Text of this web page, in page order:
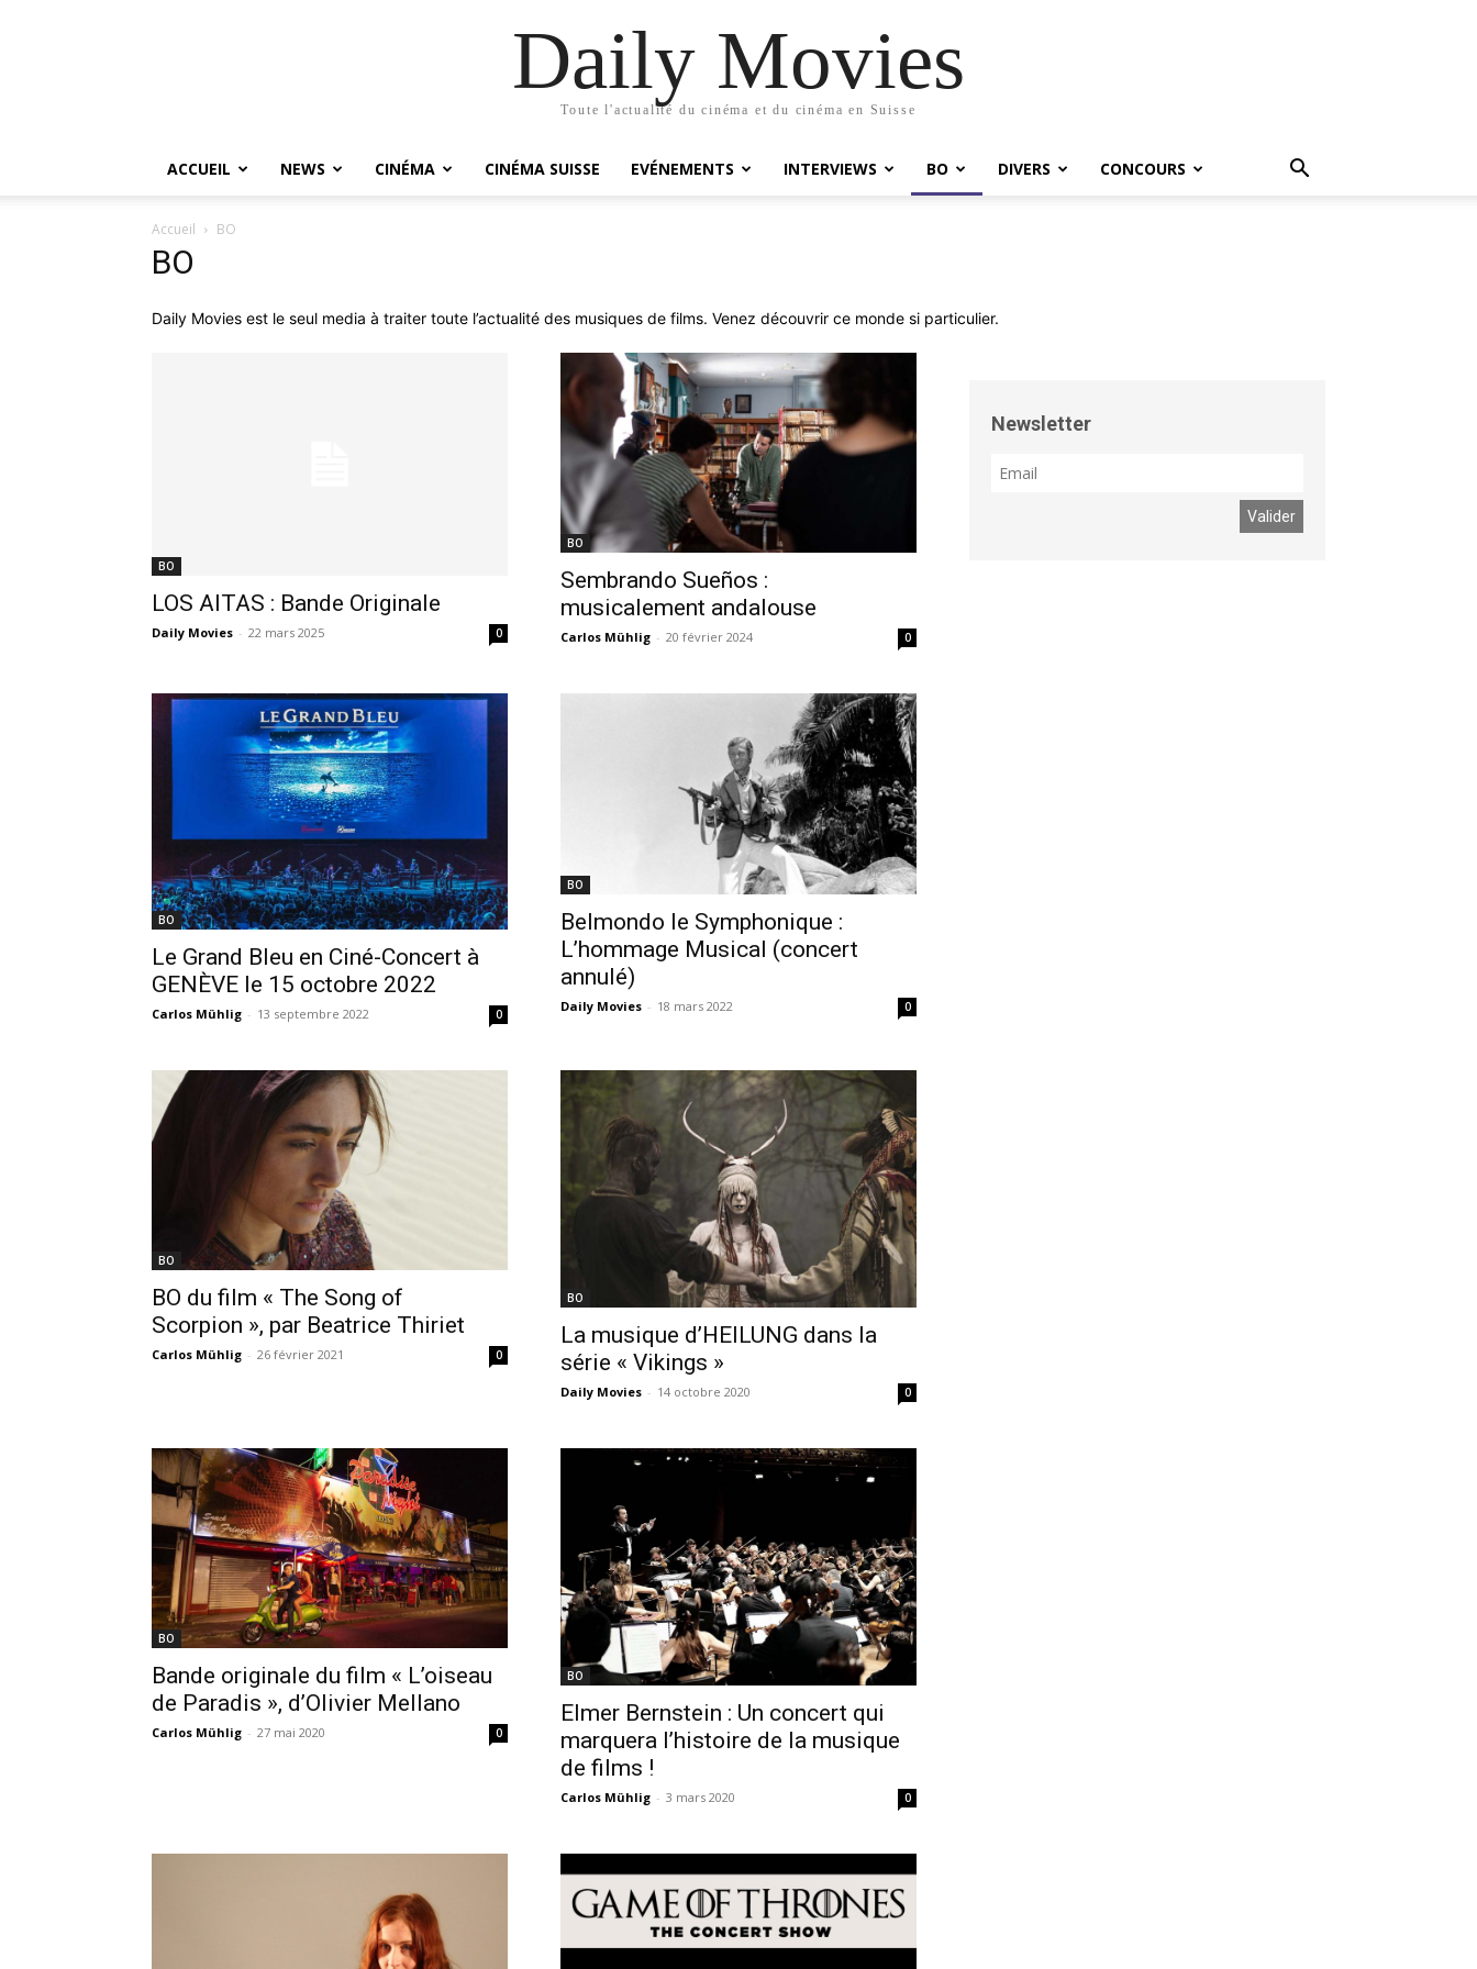
Daily Movies
Toute l'actualité du cinéma et du cinéma en Suisse
ACCUEIL NEWS CINÉMA CINÉMA SUISSE EVÉNEMENTS INTERVIEWS BO DIVERS CONCOURS
Accueil BO
BO
Daily Movies est le seul media à traiter toute l’actualité des musiques de films. Venez découvrir ce monde si particulier.
BO
LOS AITAS : Bande Originale
Daily Movies - 22 mars 2025 0
BO
Sembrando Sueños :
musicalement andalouse
Carlos Mühlig - 20 février 2024 0
BO
Le Grand Bleu en Ciné-Concert à
GENÈVE le 15 octobre 2022
Carlos Mühlig - 13 septembre 2022 0
BO
Belmondo le Symphonique :
L’hommage Musical (concert
annulé)
Daily Movies - 18 mars 2022 0
BO
BO du film « The Song of
Scorpion », par Beatrice Thiriet
Carlos Mühlig - 26 février 2021 0
BO
La musique d’HEILUNG dans la
série « Vikings »
Daily Movies - 14 octobre 2020 0
BO
Bande originale du film « L’oiseau
de Paradis », d’Olivier Mellano
Carlos Mühlig - 27 mai 2020 0
BO
Elmer Bernstein : Un concert qui
marquera l’histoire de la musique
de films !
Carlos Mühlig - 3 mars 2020 0
Newsletter